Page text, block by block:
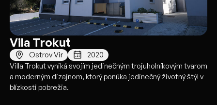
Vila Trokut
Ostrov Vir
2020
Villa Trokut vyniká svojím jedinečným trojuholníkovým tvarom
a moderným dizajnom, ktorý ponúka jedinečný životný štýl v
blízkosti pobrežia.